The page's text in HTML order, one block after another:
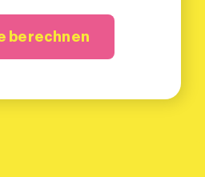
berechnen